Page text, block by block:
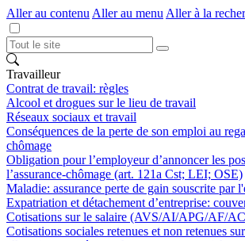
Aller au contenu Aller au menu Aller à la
Travailleur
Contrat de travail: règles
Alcool et drogues sur le lieu de travail
Réseaux sociaux et travail
Conséquences de la perte de son emploi au
chômage
Obligation pour l’employeur d’annoncer les
l’assurance-chômage (art. 121a Cst; LEI; OSE)
Maladie: assurance perte de gain souscrite par
Expatriation et détachement d’entreprise:
Cotisations sur le salaire (AVS/AI/APG/AF/
Cotisations sociales retenues et non retenues